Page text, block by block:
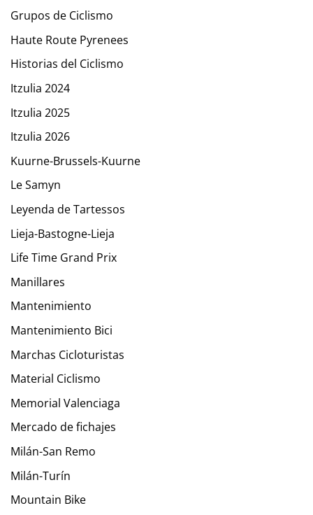
Grupos de Ciclismo
Haute Route Pyrenees
Historias del Ciclismo
Itzulia 2024
Itzulia 2025
Itzulia 2026
Kuurne-Brussels-Kuurne
Le Samyn
Leyenda de Tartessos
Lieja-Bastogne-Lieja
Life Time Grand Prix
Manillares
Mantenimiento
Mantenimiento Bici
Marchas Cicloturistas
Material Ciclismo
Memorial Valenciaga
Mercado de fichajes
Milán-San Remo
Milán-Turín
Mountain Bike